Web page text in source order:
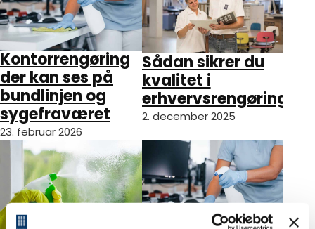
Kontorrengøring
der kan ses på
bundlinjen og
sygefraværet
23. februar 2026
Sådan sikrer du
kvalitet i
erhvervsrengøring
2. december 2025